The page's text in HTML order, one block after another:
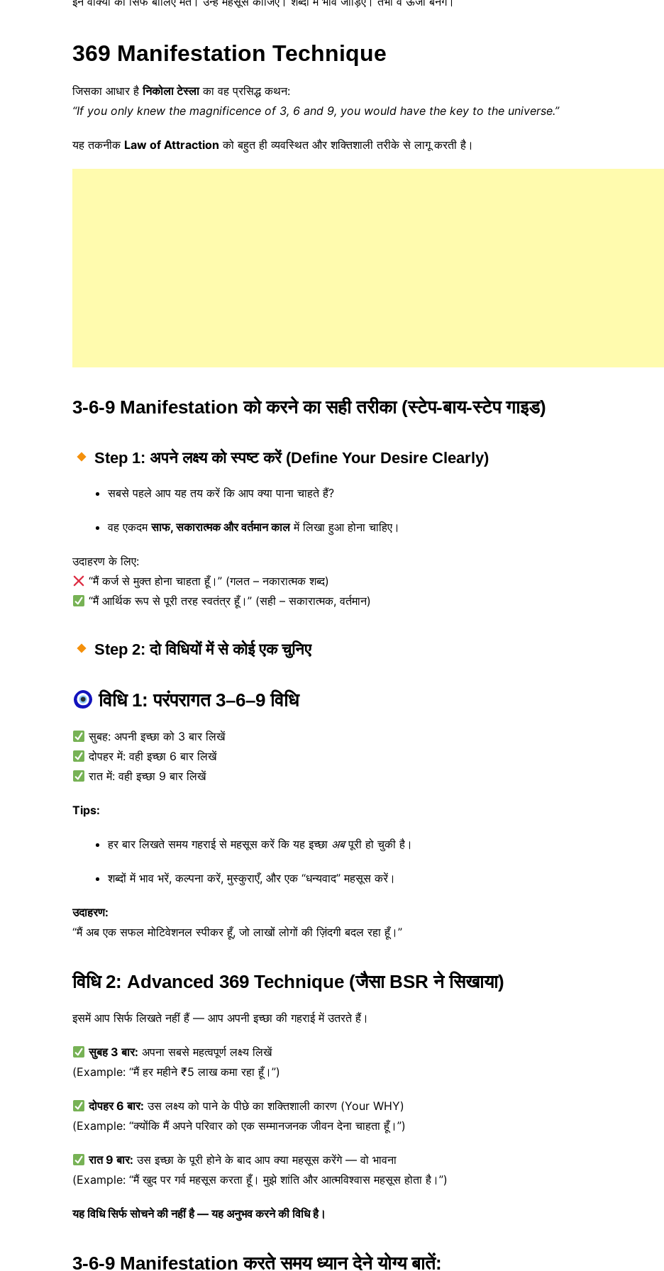
369 Manifestation Technique
जिसका आधार हैनिकोला टेस्लाका वह प्रसिद्ध कथन:
“If you only knew the magnificence of 3, 6 and 9, you would have the key to the universe.”
यह तकनीक Law of Attraction को बहुत ही व्यवस्थित और शक्तिशाली तरीके से लागू करती है।
3-6-9 Manifestation को करने का सही तरीका (स्टेप-बाय-स्टेप गाइड)
Step 1: अपने लक्ष्य को स्पष्ट करें (Define Your Desire Clearly)
सबसे पहले आप यह तय करें कि आप क्या पाना चाहते हैं?
वह एकदमसाफ, सकारात्मक और वर्तमान कालमें लिखा हुआ होना चाहिए।
उदाहरण के लिए:
“मैं कर्ज से मुक्त होना चाहता हूँ।” (गलत – नकारात्मक शब्द)
“मैं आर्थिक रूप से पूरी तरह स्वतंत्र हूँ।” (सही – सकारात्मक, वर्तमान)
Step 2: दो विधियों में से कोई एक चुनिए
विधि 1: परंपरागत 3–6–9 विधि
सुबह: अपनी इच्छा को 3 बार लिखें
दोपहर में: वही इच्छा 6 बार लिखें
रात में: वही इच्छा 9 बार लिखें
Tips:
हर बार लिखते समय गहराई से महसूस करें कि यह इच्छा अबपूरी हो चुकी है।
शब्दों में भाव भरें, कल्पना करें, मुस्कुराएँ, और एक “धन्यवाद” महसूस करें।
उदाहरण:
“मैं अब एक सफल मोटिवेशनल स्पीकर हूँ, जो लाखों लोगों की ज़िंदगी बदल रहा हूँ।”
विधि 2: Advanced 369 Technique (जैसा BSR ने सिखाया)
इसमें आप सिर्फ लिखते नहीं हैं — आप अपनी इच्छा की गहराई में उतरते हैं।
सुबह 3 बार: अपना सबसे महत्वपूर्ण लक्ष्य लिखें
(Example: “मैं हर महीने ₹5 लाख कमा रहा हूँ।”)
दोपहर 6 बार: उस लक्ष्य को पाने के पीछे का शक्तिशाली कारण (Your WHY)
(Example: “क्योंकि मैं अपने परिवार को एक सम्मानजनक जीवन देना चाहता हूँ।”)
रात 9 बार: उस इच्छा के पूरी होने के बाद आप क्या महसूस करेंगे — वो भावना
(Example: “मैं खुद पर गर्व महसूस करता हूँ। मुझे शांति और आत्मविश्वास महसूस होता है।”)
यह विधि सिर्फ सोचने की नहीं है — यह अनुभव करने की विधि है।
3-6-9 Manifestation करते समय ध्यान देने योग्य बातें: